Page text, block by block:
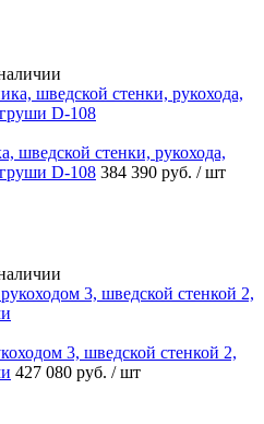
шведской стенки, рукохода,
D-108 384 390 руб. / шт
3, шведской стенкой 2,
427 080 руб. / шт